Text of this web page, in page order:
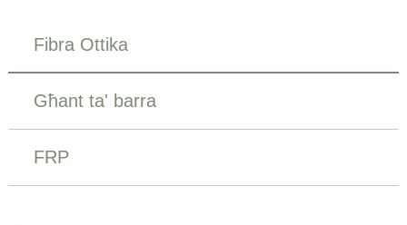
Fibra Ottika
Għant ta' barra
FRP